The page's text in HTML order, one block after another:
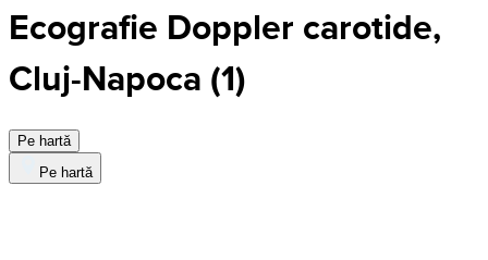
Ecografie Doppler carotide,
Cluj-Napoca (1)
Pe hartă
Pe hartă